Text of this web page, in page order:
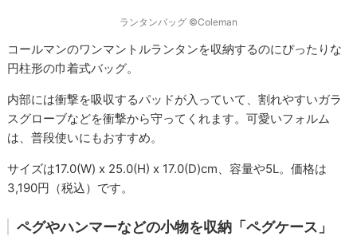
ランタンバッグ ©Coleman
コールマンのワンマントルランタンを収納するのにぴったりな
円柱形の巾着式バッグ。
内部には衝撃を吸収するパッドが入っていて、割れやすいガラ
スグローブなどを衝撃から守ってくれます。可愛いフォルム
は、普段使いにもおすすめ。
サイズは17.0(W) x 25.0(H) x 17.0(D)cm、容量や5L。価格は
3,190円（税込）です。
ペグやハンマーなどの小物を収納「ペグケース」